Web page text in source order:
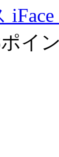
ポイ